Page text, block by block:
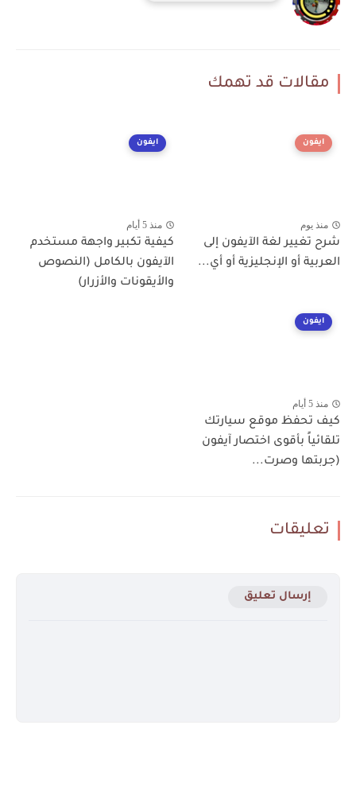
مقالات قد تهمك
ايفون
منذ يوم
شرح تغيير لغة الآيفون إلى
العربية أو الإنجليزية أو أي...
ايفون
منذ 5 أيام
كيفية تكبير واجهة مستخدم
الآيفون بالكامل (النصوص
والأيقونات والأزرار)
ايفون
منذ 5 أيام
كيف تحفظ موقع سيارتك
تلقائياً بأقوى اختصار آيفون
(جربتها وصرت...
تعليقات
إرسال تعليق